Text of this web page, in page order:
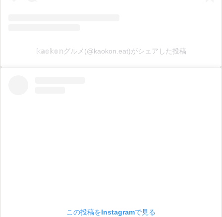
𝕜𝕒𝕠𝕜𝕠𝕟グルメ(@kaokon.eat)がシェアした投稿
この投稿をInstagramで見る